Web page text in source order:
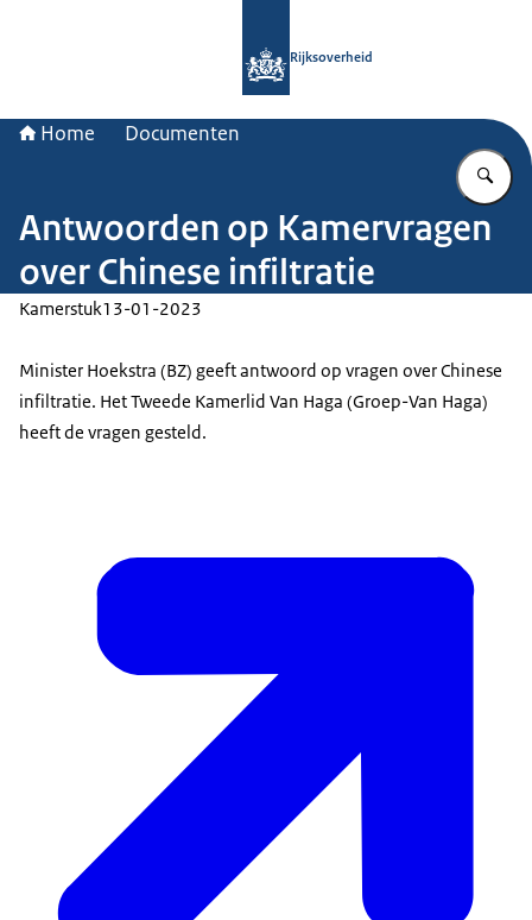
Rijksoverheid
Home Documenten
Antwoorden op Kamervragen
over Chinese infiltratie
Kamerstuk13-01-2023
Minister Hoekstra (BZ) geeft antwoord op vragen over Chinese
infiltratie. Het Tweede Kamerlid Van Haga (Groep-Van Haga)
heeft de vragen gesteld.